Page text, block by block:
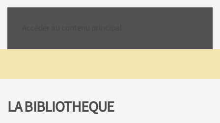
LA BIBLIOTHEQUE